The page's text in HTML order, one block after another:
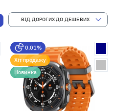
0,01%
Хіт продажу
Новинка